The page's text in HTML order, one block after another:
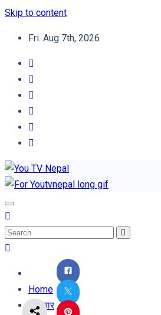
Skip to content
Fri. Aug 7th, 2026
Home
समाचार